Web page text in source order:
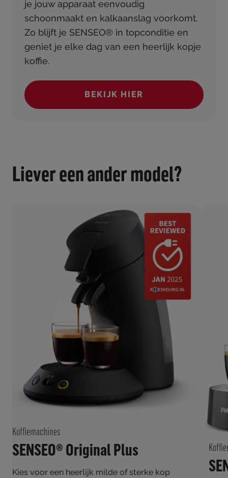
je jouw apparaat eenvoudig
schoonmaakt en kalkaanslag voorkomt.
Zo blijft je SENSEO® in topconditie en
geniet je elke dag van een heerlijk kopje
koffie.
BEKIJK HIER
(JOUW SENSEO®
Liever een ander model?
Koffiemachines
SENSEO® Original Plus
Kies voor een heerlijk milde of sterke kop